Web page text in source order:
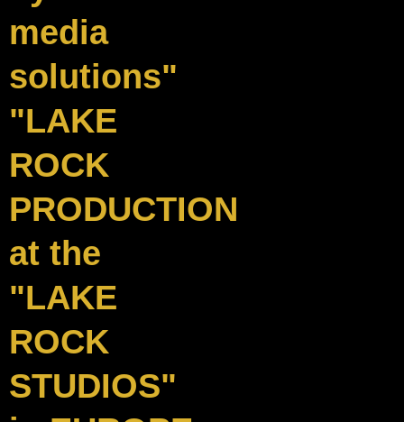
media
solutions"
"LAKE
ROCK
PRODUCTION
at the
"LAKE
ROCK
STUDIOS"